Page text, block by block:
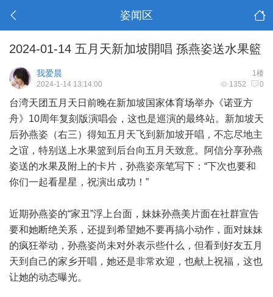
姿闻区
2024-01-14 五月天新加坡開唱 孫燕姿送水果籃
1楼
我爱晨
1352 0
2024-1-14 13:14:00
台湾天团五月天日前晚在新加坡国家体育场举办《诺亚方
舟》10周年复刻版演唱会，这也是巡演的最终站。新加坡天
后孙燕姿（右三）得知五月天飞到新加坡开唱，不忘尽地主
之谊，特别送上水果篮到后台向五月天致意。阿信分享孙燕
姿送的水果及附上的卡片，孙燕姿亲笔写下：“下次也要和
你们一起看星星，祝演出成功！”
近期孙燕姿的“家丑”浮上台面，妹妹孙燕美片面在社群宣告
要和她断绝关系，还提到希望她不要再搞小动作，面对妹妹
的疯狂举动，孙燕姿尚未对外表示些什么，但看到好友五月
天到自己的家乡开唱，她还是非常欢迎，也献上祝福，这也
让她的动态曝光。